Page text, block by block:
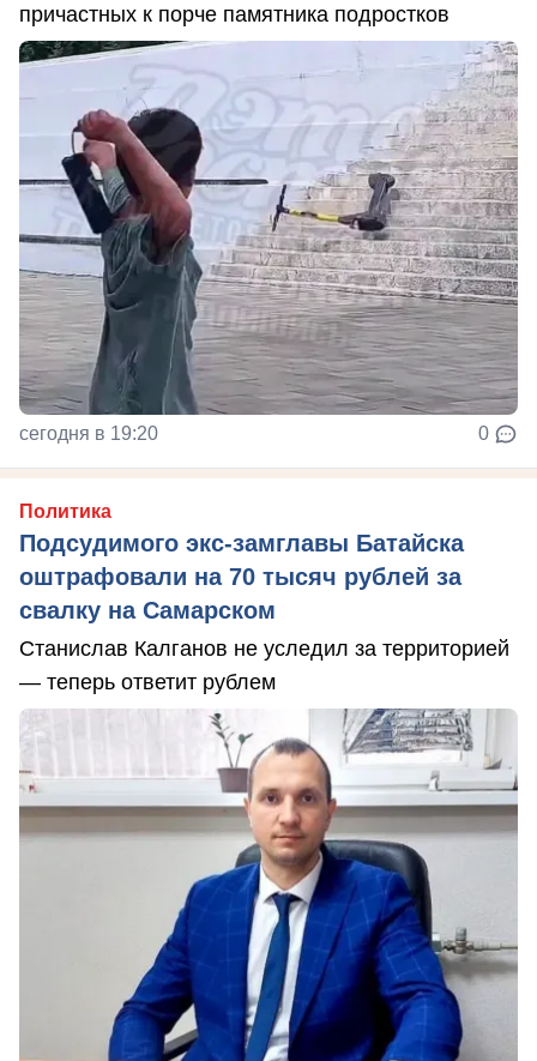
причастных к порче памятника подростков
сегодня в 19:20 0
Политика
Подсудимого экс-замглавы Батайска
оштрафовали на 70 тысяч рублей за
свалку на Самарском
Станислав Калганов не уследил за территорией
— теперь ответит рублем